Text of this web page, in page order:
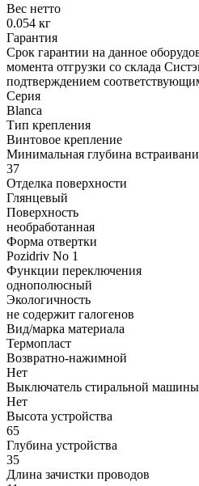
Вес нетто
0.054 кг
Гарантия
Срок гарантии на данное
момента отгрузки со склада
подтверждением
Серия
Blanca
Тип крепления
Винтовое крепление
Минимальная глубина
37
Отделка поверхности
Глянцевый
Поверхность
необработанная
Форма отвертки
Pozidriv No 1
Функции переключения
однополюсный
Экологичность
не содержит галогенов
Вид/марка материала
Термопласт
Возвратно-нажимной
Нет
Выключатель стиральной машины
Нет
Высота устройства
65
Глубина устройства
35
Длина зачистки проводов